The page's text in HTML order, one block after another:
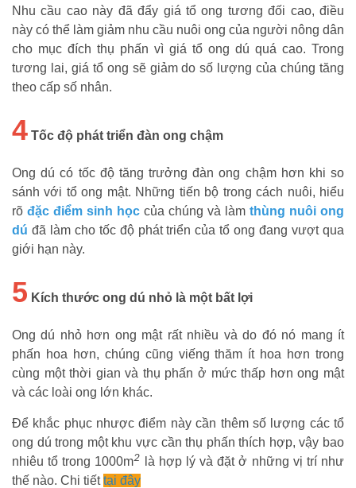
Nhu cầu cao này đã đẩy giá tổ ong tương đối cao, điều
này có thể làm giảm nhu cầu nuôi ong của người nông dân
cho mục đích thụ phấn vì giá tổ ong dú quá cao. Trong
tương lai, giá tổ ong sẽ giảm do số lượng của chúng tăng
theo cấp số nhân.
4 Tốc độ phát triển đàn ong chậm
Ong dú có tốc độ tăng trưởng đàn ong chậm hơn khi so
sánh với tổ ong mật. Những tiến bộ trong cách nuôi, hiểu
rõ đặc điểm sinh học của chúng và làm thùng nuôi ong
dú đã làm cho tốc độ phát triển của tổ ong đang vượt qua
giới hạn này.
5 Kích thước ong dú nhỏ là một bất lợi
Ong dú nhỏ hơn ong mật rất nhiều và do đó nó mang ít
phấn hoa hơn, chúng cũng viếng thăm ít hoa hơn trong
cùng một thời gian và thụ phấn ở mức thấp hơn ong mật
và các loài ong lớn khác.
Để khắc phục nhược điểm này cần thêm số lượng các tổ
ong dú trong một khu vực cần thụ phấn thích hợp, vậy bao
nhiêu tổ trong 1000m2 là hợp lý và đặt ở những vị trí như
thế nào. Chi tiếttại đây